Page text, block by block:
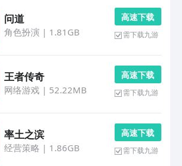
问道
角色扮演 | 1.81GB
高 速 下 载
需下载九游
王者传奇
网络游戏| 52.22MB
高 速 下 载
需下载九游
率土之滨
经营策略 | 1.86GB
高 速 下 载
需下载九游